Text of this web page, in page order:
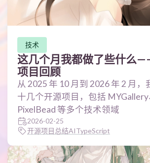
技术
这几个月我都做了些什么
项目回顾
从 2025 年 10 月到 2026 年 2 月
十几个开源项目，包括 MYGallery
PixelBead 等多个技术领域
2026-02-25
开源项目总结AITypeScript